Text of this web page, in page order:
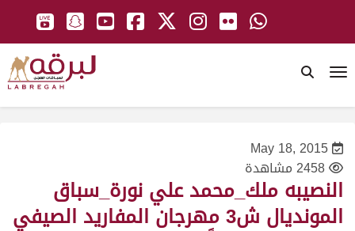
May 18, 2015
2458 مشاهدة
النصيبه ملك_محمد علي نورة_سباق
المونديال ش3 مهرجان المفاريد الصيفي